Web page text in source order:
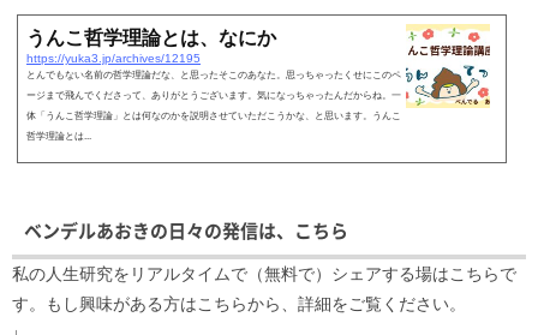
うんこ哲学理論とは、なにか
https://yuka3.jp/archives/12195
とんでもない名前の哲学理論だな、と思ったそこのあなた。思っちゃったくせにこのペ
ージまで飛んでくださって、ありがとうございます。気になっちゃったんだからね。一
体「うんこ哲学理論」とは何なのかを説明させていただこうかな、と思います。うんこ
哲学理論とは...
ベンデルあおきの日々の発信は、こちら
私の人生研究をリアルタイムで（無料で）シェアする場はこちらで
す。もし興味がある方はこちらから、詳細をご覧ください。